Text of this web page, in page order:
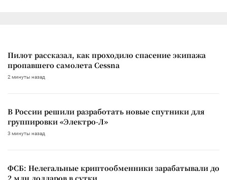
Пилот рассказал, как проходило спасение экипажа
пропавшего самолета Cessna
2 минуты назад
В России решили разработать новые спутники для
группировки «Электро-Л»
3 минуты назад
ФСБ: Нелегальные криптообменники зарабатывали до
2 млн долларов в сутки